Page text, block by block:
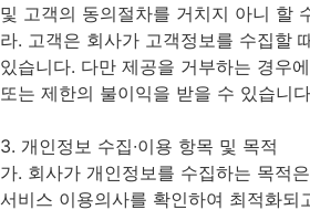
및 고객의 동의절차를 거치지 아니 할
라. 고객은 회사가 고객정보를 수집할
있습니다. 다만 제공을 거부하는 경우
또는 제한의 불이익을 받을 수 있습니
3. 개인정보 수집∙이용 항목 및 목적
가. 회사가 개인정보를 수집하는 목적
서비스 이용의사를 확인하여 최적화되